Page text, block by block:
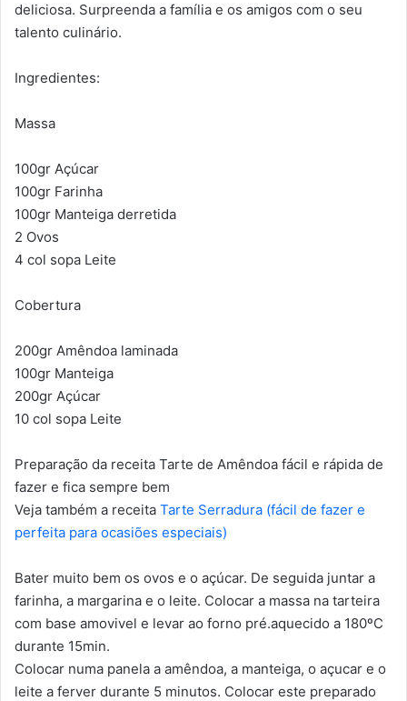
deliciosa. Surpreenda a família e os amigos com o seu
talento culinário.
Ingredientes:
Massa
100gr Açúcar
100gr Farinha
100gr Manteiga derretida
2 Ovos
4 col sopa Leite
Cobertura
200gr Amêndoa laminada
100gr Manteiga
200gr Açúcar
10 col sopa Leite
Preparação da receita Tarte de Amêndoa fácil e rápida de
fazer e fica sempre bem
Veja também a receita Tarte Serradura (fácil de fazer e
perfeita para ocasiões especiais)
Bater muito bem os ovos e o açúcar. De seguida juntar a
farinha, a margarina e o leite. Colocar a massa na tarteira
com base amovivel e levar ao forno pré.aquecido a 180ºC
durante 15min.
Colocar numa panela a amêndoa, a manteiga, o açucar e o
leite a ferver durante 5 minutos. Colocar este preparado